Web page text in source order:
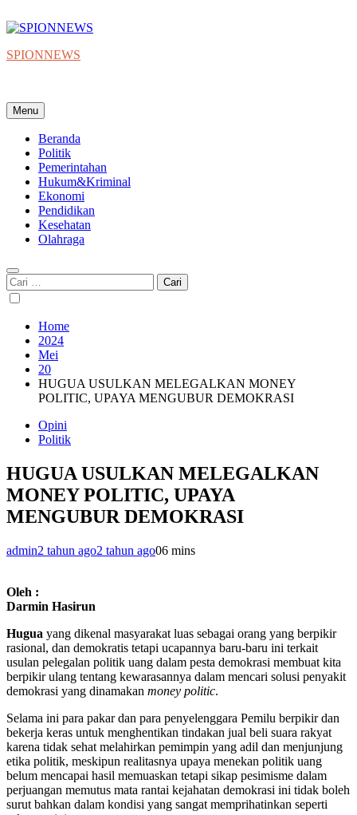
to
SPIONNEWS
Menu
Beranda
Politik
Pemerintahan
Hukum&Kriminal
Ekonomi
Pendidikan
Kesehatan
Olahraga
Cari
untuk:
Home
2024
Mei
20
HUGUA USULKAN MELEGALKAN MONEY
POLITIC, UPAYA MENGUBUR DEMOKRASI
Opini
Politik
HUGUA USULKAN MELEGALKAN
MONEY POLITIC, UPAYA
MENGUBUR DEMOKRASI
admin2 tahun ago2 tahun ago06 mins
Oleh :
Darmin Hasirun
Hugua yang dikenal masyarakat luas sebagai orang yang berpikir
rasional, dan demokratis tetapi ucapannya baru-baru ini terkait
usulan pelegalan politik uang dalam pesta demokrasi membuat kita
berpikir ulang tentang kewarasannya dalam mencari solusi penyakit
demokrasi yang dinamakan money politic.
Selama ini para pakar dan para penyelenggara Pemilu berpikir dan
bekerja keras untuk menghentikan tindakan jual beli suara rakyat
karena tidak sehat melahirkan pemimpin yang adil dan menjunjung
etika politik, meskipun realitasnya upaya menekan politik uang
belum mencapai hasil memuaskan tetapi sikap pesimisme dalam
perjuangan memutus mata rantai kejahatan demokrasi ini tidak boleh
surut bahkan dalam kondisi yang sangat memprihatinkan seperti